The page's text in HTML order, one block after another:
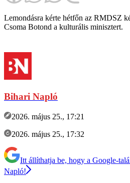
Lemondásra kérte hétfőn az RMDSZ
Csoma Botond a kulturális minisztert.
Bihari Napló
2026. május 25., 17:21
2026. május 25., 17:32
Itt állíthatja be, hogy a Google-
Napló!